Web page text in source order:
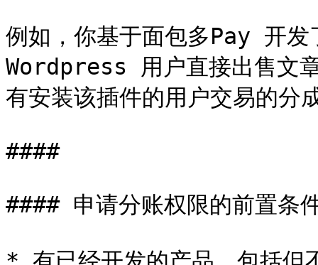
例如，你基于面包多Pay 开
Wordpress 用户直接出售文
有安装该插件的用户交易的分
####
#### 申请分账权限的前置条